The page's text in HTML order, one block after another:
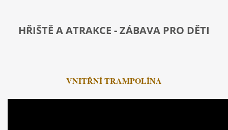
HŘIŠTĚ A ATRAKCE - ZÁBAVA PRO DĚTI
VNITŘNÍ TRAMPOLÍNA